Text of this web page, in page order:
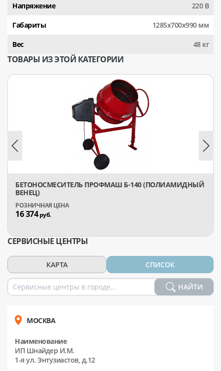
Напряжение 220 В
Габариты 1285х700х990 мм
Вес 48 кг
ТОВАРЫ ИЗ ЭТОЙ КАТЕГОРИИ
БЕТОНОСМЕСИТЕЛЬ ПРОФМАШ Б-140 (ПОЛИАМИДНЫЙ
ВЕНЕЦ)
16 374руб.
СЕРВИСНЫЕ ЦЕНТРЫ
КАРТА СПИСОК
НАЙТИ
МОСКВА
Наименование
ИП Шнайдер И.М.
1-я ул. Энтузиастов, д.12